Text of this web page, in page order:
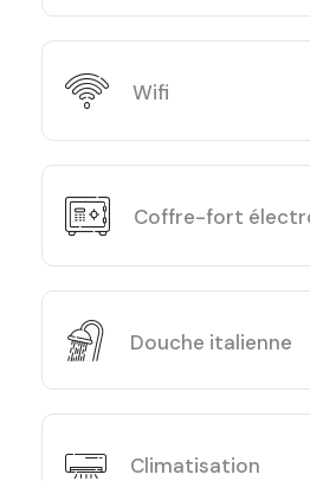
Wifi
Coffre-fort
Douche italienne
Climatisation